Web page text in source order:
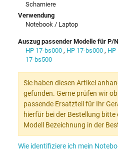
Scharniere
Verwendung
Notebook / Laptop
Auszug passender Modelle für P/
HP 17-bs000 , HP 17-bs000 , HP
17-bs500
Sie haben diesen Artikel
gefunden. Gerne prüfen wir
passende Ersatzteil für Ihr
hierfür bei der Bestellung bitte
Modell Bezeichnung in der
Wie identifiziere ich mein